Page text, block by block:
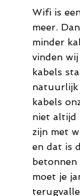
Wifi is
meer.
minder
vinden
kabels
natuurlijk
kabels
niet altijd
zijn met
en dat is
betonnen
moet je